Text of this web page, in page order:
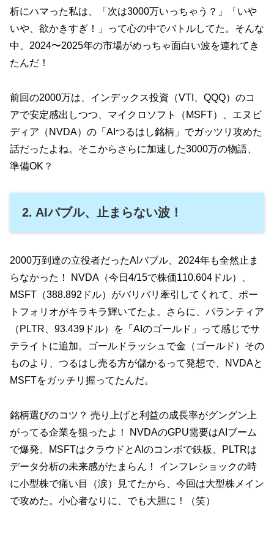
析にハマった私は、「次は3000万いっちゃう？」「いや
いや、欲かきすぎ！」って心の中でバトルしてた。そんな
中、2024〜2025年の市場がめっちゃ面白い波を連れてき
たんだ！
前回の2000万は、インデックス投資（VTI、QQQ）のコ
アで安定感出しつつ、マイクロソフト（MSFT）、エヌビ
ディア（NVDA）の「AIつるはし銘柄」でガッツリ攻めた
話だったよね。そこからさらに加速した3000万の物語、
準備OK？
2. AIバブル、止まらない波！
2000万到達の立役者だったAIバブル、2024年も全然止ま
らなかった！ NVDA（今日4/15で株価110.604ドル）、
MSFT（388.892ドル）がバリバリ牽引してくれて、ポー
トフォリオがキラキラ輝いてたよ。さらに、パランティア
（PLTR、93.439ドル）を「AIのゴールド」って感じでサ
テライトに追加。ゴールドラッシュで金（ゴールド）その
ものより、つるはし売る方が儲かるって発想で、NVDAと
MSFTをガッチリ握ってたんだ。
銘柄選びのコツ？ 売り上げと利益の成長率がグングン上
がってる企業を狙ったよ！ NVDAのGPU需要はAIブーム
で爆発、MSFTはクラウドとAIのコンボで鉄板、PLTRは
データ分析の未来感がたまらん！ インフレショックの時
に小型株で痛い目（涙）見てたから、今回は大型株メイン
で攻めた。小心者なりに、でも大胆に！（笑）